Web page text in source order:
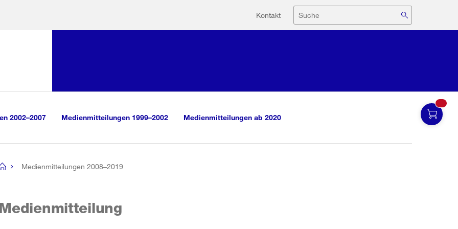
Hilfsnavigation
Kontakt Suche
2002–2007 Medienmitteilungen 1999–2002 Medienmitteilungen ab 2020
Medienmitteilungen 2008–2019